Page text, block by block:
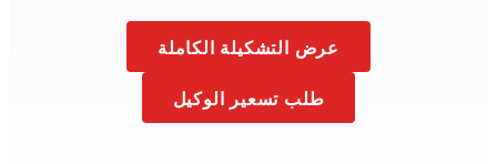
عرض التشكيلة الكاملة
طلب تسعير الوكيل